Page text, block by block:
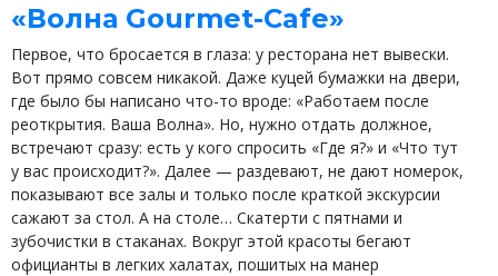
«Волна Gourmet-Cafe»
Первое, что бросается в глаза: у ресторана нет вывески.
Вот прямо совсем никакой. Даже куцей бумажки на двери,
где было бы написано что-то вроде: «Работаем после
реоткрытия. Ваша Волна». Но, нужно отдать должное,
встречают сразу: есть у кого спросить «Где я?» и «Что тут
у вас происходит?». Далее — раздевают, не дают номерок,
показывают все залы и только после краткой экскурсии
сажают за стол. А на столе… Скатерти с пятнами и
зубочистки в стаканах. Вокруг этой красоты бегают
официанты в легких халатах, пошитых на манер